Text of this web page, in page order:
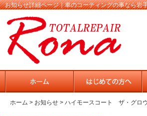
お知らせ詳細ページ｜車のコーティングの事なら岩
ホーム > お知らせ > ハイモースコート ザ・グロ